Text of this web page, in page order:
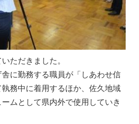
ただきました。
舎に勤務する職員が「しあわせ信
務中に着用するほか、佐久地域
ムとして県内外で使用していき